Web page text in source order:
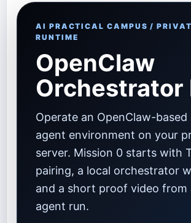
AI PRACTICAL CAMPUS /
RUNTIME
OpenClaw
Orchestrator
Operate an OpenClaw-based
agent environment on your
server. Mission 0 starts with
pairing, a local orchestrator
and a short proof video from
agent run.